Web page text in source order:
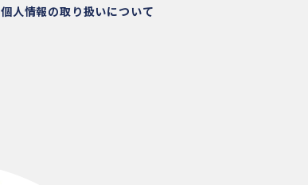
個人情報の取り扱いについて